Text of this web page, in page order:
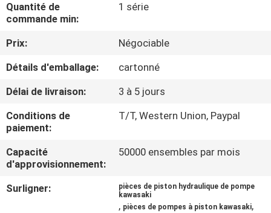
VISITE
CONTRÔLE
DE
QUALITÉ
CONTACTEZ-
NOUS
Quantité de
commande min:
1 série
Prix:
Négociable
Détails d'emballage:
cartonné
Délai de livraison:
3 à 5 jours
Conditions de
paiement:
T/T, Western Union, Paypal
Capacité
d'approvisionnement:
50000 ensembles par mois
Surligner:
pièces de piston hydraulique de pompe
kawasaki
, pièces de pompes à piston kawasaki,